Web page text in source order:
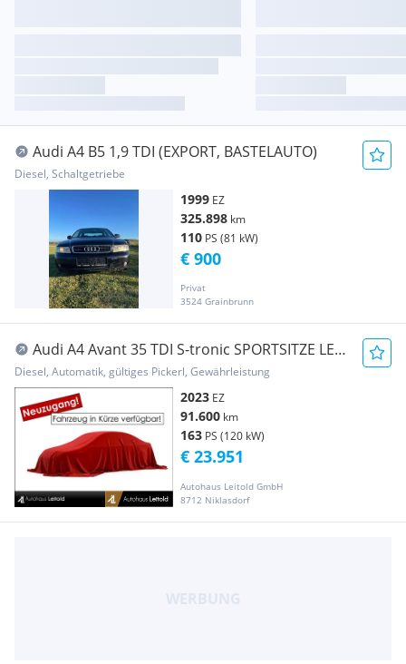
Audi A4 B5 1,9 TDI (EXPORT, BASTELAUTO)
Diesel, Schaltgetriebe
1999 EZ
325.898 km
110 PS (81 kW)
Privat
3524 Grainbrunn
€ 900
Audi A4 Avant 35 TDI S-tronic SPORTSITZE LED
BUSINES...
Diesel, Automatik, gültiges Pickerl, Gewährleistung
2023 EZ
91.600 km
163 PS (120 kW)
Autohaus Leitold GmbH
8712 Niklasdorf
€ 23.951